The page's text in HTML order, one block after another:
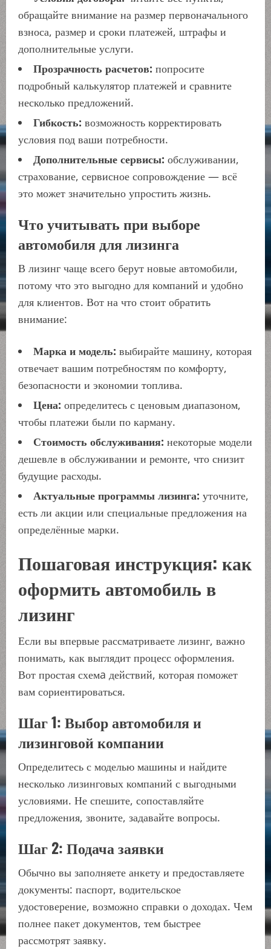
обращайте внимание на размер первоначального
взноса, размер и сроки платежей, штрафы и
дополнительные услуги.
Прозрачность расчетов: попросите
подробный калькулятор платежей и сравните
несколько предложений.
Гибкость: возможность корректировать
условия под ваши потребности.
Дополнительные сервисы: обслуживании,
страхование, сервисное сопровождение — всё
это может значительно упростить жизнь.
Что учитывать при выборе
автомобиля для лизинга
В лизинг чаще всего берут новые автомобили,
потому что это выгодно для компаний и удобно
для клиентов. Вот на что стоит обратить
внимание:
Марка и модель: выбирайте машину, которая
отвечает вашим потребностям по комфорту,
безопасности и экономии топлива.
Цена: определитесь с ценовым диапазоном,
чтобы платежи были по карману.
Стоимость обслуживания: некоторые модели
дешевле в обслуживании и ремонте, что снизит
будущие расходы.
Актуальные программы лизинга: уточните,
есть ли акции или специальные предложения на
определённые марки.
Пошаговая инструкция: как
оформить автомобиль в
лизинг
Если вы впервые рассматриваете лизинг, важно
понимать, как выглядит процесс оформления.
Вот простая схемa действий, которая поможет
вам сориентироваться.
Шаг 1: Выбор автомобиля и
лизинговой компании
Определитесь с моделью машины и найдите
несколько лизинговых компаний с выгодными
условиями. Не спешите, сопоставляйте
предложения, звоните, задавайте вопросы.
Шаг 2: Подача заявки
Обычно вы заполняете анкету и предоставляете
документы: паспорт, водительское
удостоверение, возможно справки о доходах. Чем
полнее пакет документов, тем быстрее
рассмотрят заявку.